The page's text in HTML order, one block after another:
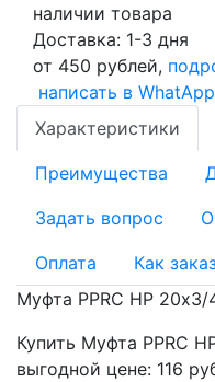
наличии товара
Доставка: 1-3 дня
от 450 рублей,
написать в WhatApp
Характеристики
Преимущества
Задать вопрос
Оплата
Как
Муфта PPRC НР 20х3/
Купить Муфта PPRC
выгодной цене: 116